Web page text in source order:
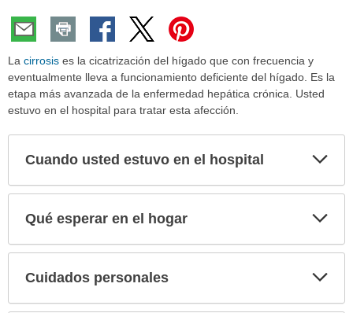
La cirrosis es la cicatrización del hígado que con frecuencia y
eventualmente lleva a funcionamiento deficiente del hígado. Es la
etapa más avanzada de la enfermedad hepática crónica. Usted
estuvo en el hospital para tratar esta afección.
Cuando usted estuvo en el hospital
Qué esperar en el hogar
Cuidados personales